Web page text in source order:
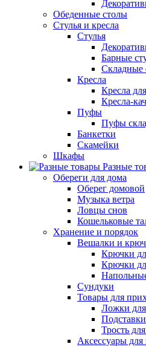
Обеденные столы
Стулья и кресла
Стулья
Барные
Складные
Кресла
Кресла
Кресла-
Пуфы
Пуфы
Банкетки
Скамейки
Шкафы
Разные
Обереги для дома
Оберег домовой
Музыка ветра
Ловцы снов
Кошельковые
Хранение и порядок
Вешалки и
Крючки
Крючки
Сундуки
Товары для
Ложки
Трость
Аксессуары для